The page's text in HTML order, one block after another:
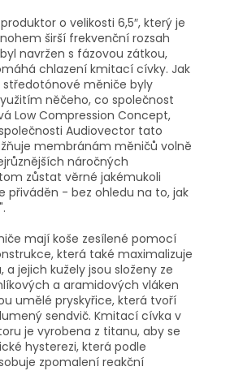
o velikosti 6,5″, který je
širší frekvenční rozsah
navržen s fázovou zátkou,
chlazení kmitací cívky. Jak
měniče byly
něčeho, co společnost
Low Compression Concept,
Audiovector tato
membránám měničů volně
náročných
zůstat věrné jakémukoli
přiváděn - bez ohledu na to, jak
mají koše zesílené pomocí
která také maximalizuje
jejich kužely jsou složeny ze
a aramidových vláken
umělé pryskyřice, která tvoří
sendvič. Kmitací cívka v
je vyrobena z titanu, aby se
hysterezi, která podle
zpomalení reakční